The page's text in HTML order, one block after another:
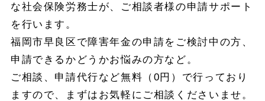
な社会保険労務士が、ご相談者様の申請サポート
を行います。
福岡市早良区で障害年金の申請をご検討中の方、
申請できるかどうかお悩みの方など。
ご相談、申請代行など無料（0円）で行っており
ますので、まずはお気軽にご相談くださいませ。